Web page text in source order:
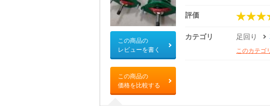
この商品の
レビューを書く
この商品の
価格を比較する
評価
カテゴリ 足回り
このカテゴ